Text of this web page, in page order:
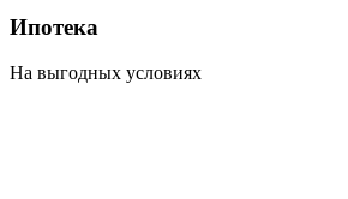
Ипотека
На выгодных условиях